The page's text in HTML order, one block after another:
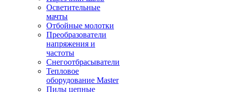
Осветительные
мачты
Отбойные молотки
Преобразователи
напряжения и
частоты
Снегоотбрасыватели
Тепловое
оборудование Master
Пилы цепные